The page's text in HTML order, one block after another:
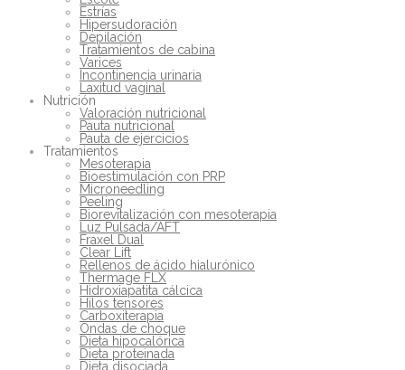
Estrías
Hipersudoración
Depilación
Tratamientos de cabina
Varices
Incontinencia urinaria
Laxitud vaginal
Nutrición
Valoración nutricional
Pauta nutricional
Pauta de ejercicios
Tratamientos
Mesoterapia
Bioestimulación con PRP
Microneedling
Peeling
Biorevitalización con mesoterapia
Luz Pulsada/AFT
Fraxel Dual
Clear Lift
Rellenos de ácido hialurónico
Thermage FLX
Hidroxiapatita cálcica
Hilos tensores
Carboxiterapia
Ondas de choque
Dieta hipocalórica
Dieta proteinada
Dieta disociada